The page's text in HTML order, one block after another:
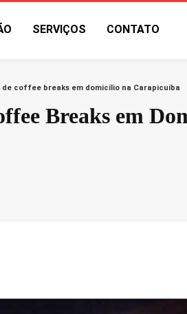
SERVIÇOS CONTATO
coffee breaks em domicílio na Carapicuíba
Breaks em